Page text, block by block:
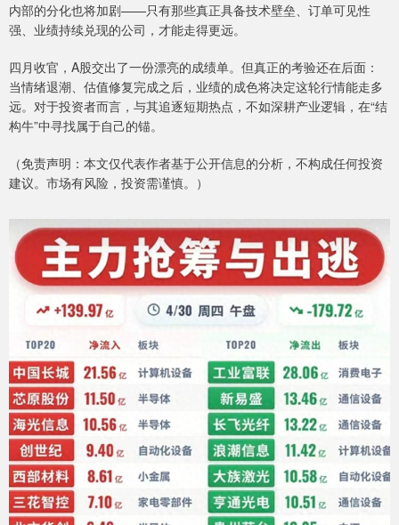
内部的分化也将加剧——只有那些真正具备技术壁垒、订单可见性
强、业绩持续兑现的公司，才能走得更远。
四月收官，A股交出了一份漂亮的成绩单。但真正的考验还在后面：
当情绪退潮、估值修复完成之后，业绩的成色将决定这轮行情能走多
远。对于投资者而言，与其追逐短期热点，不如深耕产业逻辑，在“结
构牛”中寻找属于自己的锚。
（免责声明：本文仅代表作者基于公开信息的分析，不构成任何投资
建议。市场有风险，投资需谨慎。）